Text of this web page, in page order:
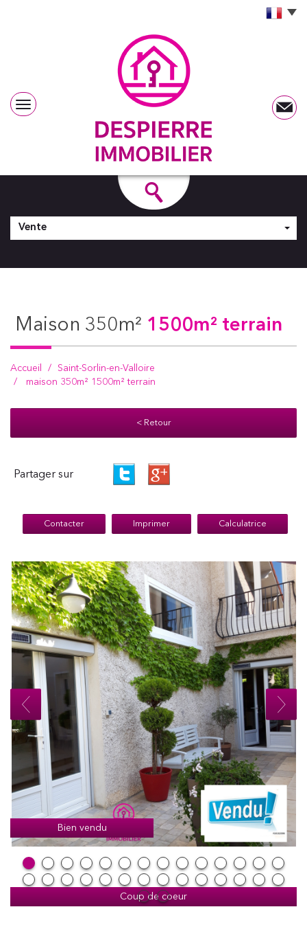
Vente
maison 350m² 1500m² terrain
Accueil
Saint-Sorlin-en-Valloire
maison 350m² 1500m² terrain
< Retour
Partager sur
Contacter Imprimer Calculatrice
Bien vendu
Coup de coeur